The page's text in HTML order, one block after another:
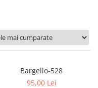
Bargello-528
95,00 Lei